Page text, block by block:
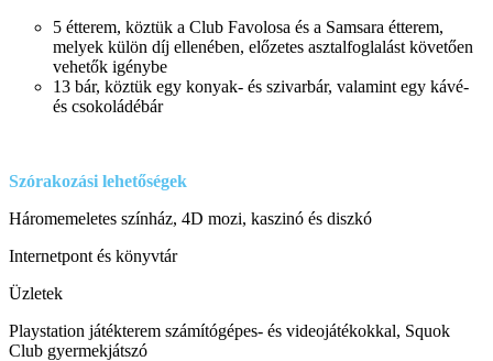
5 étterem, köztük a Club Favolosa és a Samsara étterem,
melyek külön díj ellenében, előzetes asztalfoglalást követően
vehetők igénybe
13 bár, köztük egy konyak- és szivarbár, valamint egy kávé-
és csokoládébár
Szórakozási lehetőségek
Háromemeletes színház, 4D mozi, kaszinó és diszkó
Internetpont és könyvtár
Üzletek
Playstation játékterem számítógépes- és videojátékokkal, Squok
Club gyermekjátszó